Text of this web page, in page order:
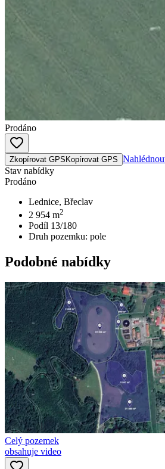
Prodáno
Zkopírovat GPSKopírovat GPS
Stav nabídky
Prodáno
Lednice, Břeclav
2 954 m2
Podíl 13/180
Druh pozemku: pole
Podobné nabídky
Celý pozemek
obsahuje video